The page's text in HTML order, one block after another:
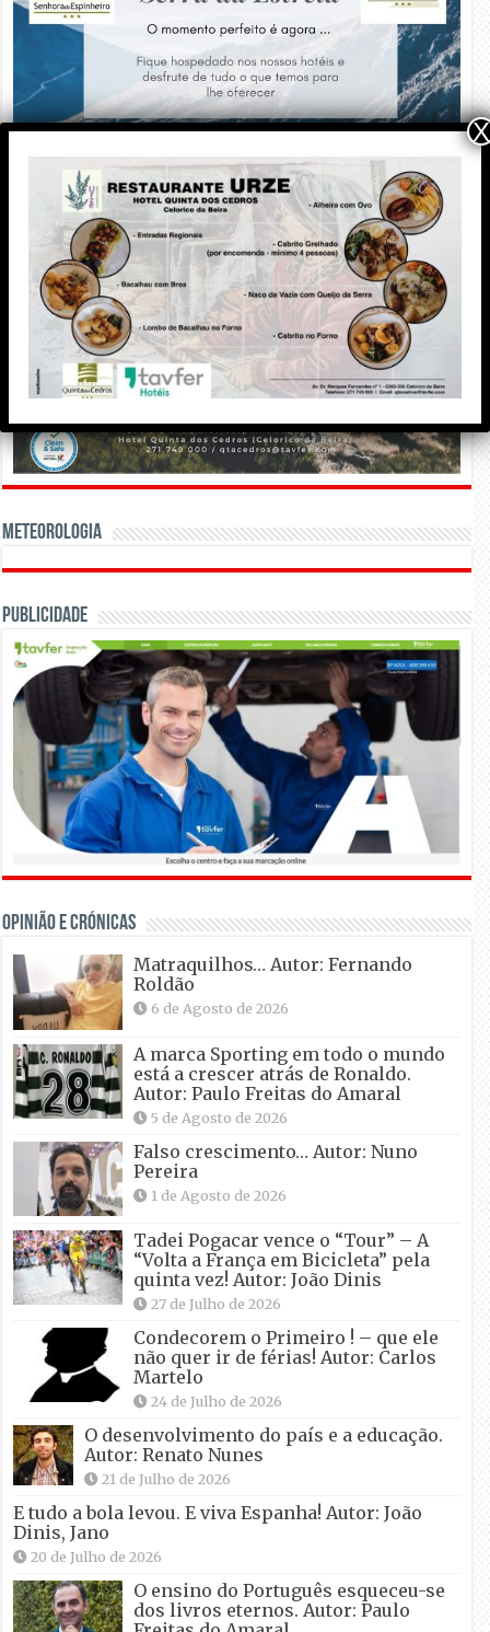
Meteorologia
Publicidade
OPINIÃO E CRÓNICAS
Matraquilhos… Autor: Fernando
Roldão
6 de Agosto de 2026
A marca Sporting em todo o mundo
está a crescer atrás de Ronaldo.
Autor: Paulo Freitas do Amaral
5 de Agosto de 2026
Falso crescimento… Autor: Nuno
Pereira
1 de Agosto de 2026
Tadei Pogacar vence o “Tour” – A
“Volta a França em Bicicleta” pela
quinta vez! Autor: João Dinis
27 de Julho de 2026
Condecorem o Primeiro ! – que ele
não quer ir de férias! Autor: Carlos
Martelo
24 de Julho de 2026
O desenvolvimento do país e a educação.
Autor: Renato Nunes
21 de Julho de 2026
E tudo a bola levou. E viva Espanha! Autor: João
Dinis, Jano
20 de Julho de 2026
O ensino do Português esqueceu-se
dos livros eternos. Autor: Paulo
X